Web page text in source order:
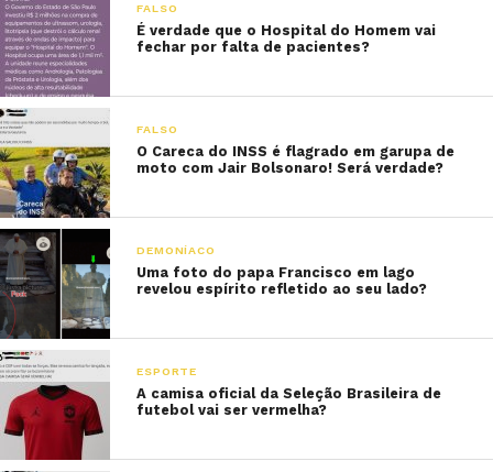
FALSO
É verdade que o Hospital do Homem vai
fechar por falta de pacientes?
FALSO
O Careca do INSS é flagrado em garupa de
moto com Jair Bolsonaro! Será verdade?
DEMONÍACO
Uma foto do papa Francisco em lago
revelou espírito refletido ao seu lado?
ESPORTE
A camisa oficial da Seleção Brasileira de
futebol vai ser vermelha?